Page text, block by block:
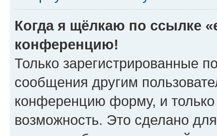
Когда я щёлкаю по ссылке
конференцию!
Только зарегистрированные
сообщения другим
конференцию форму, и
возможность. Это сделано